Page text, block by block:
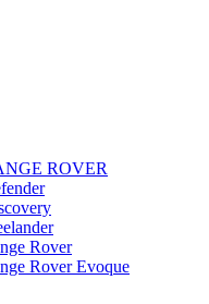
ROVER
Rover
Rover Evoque